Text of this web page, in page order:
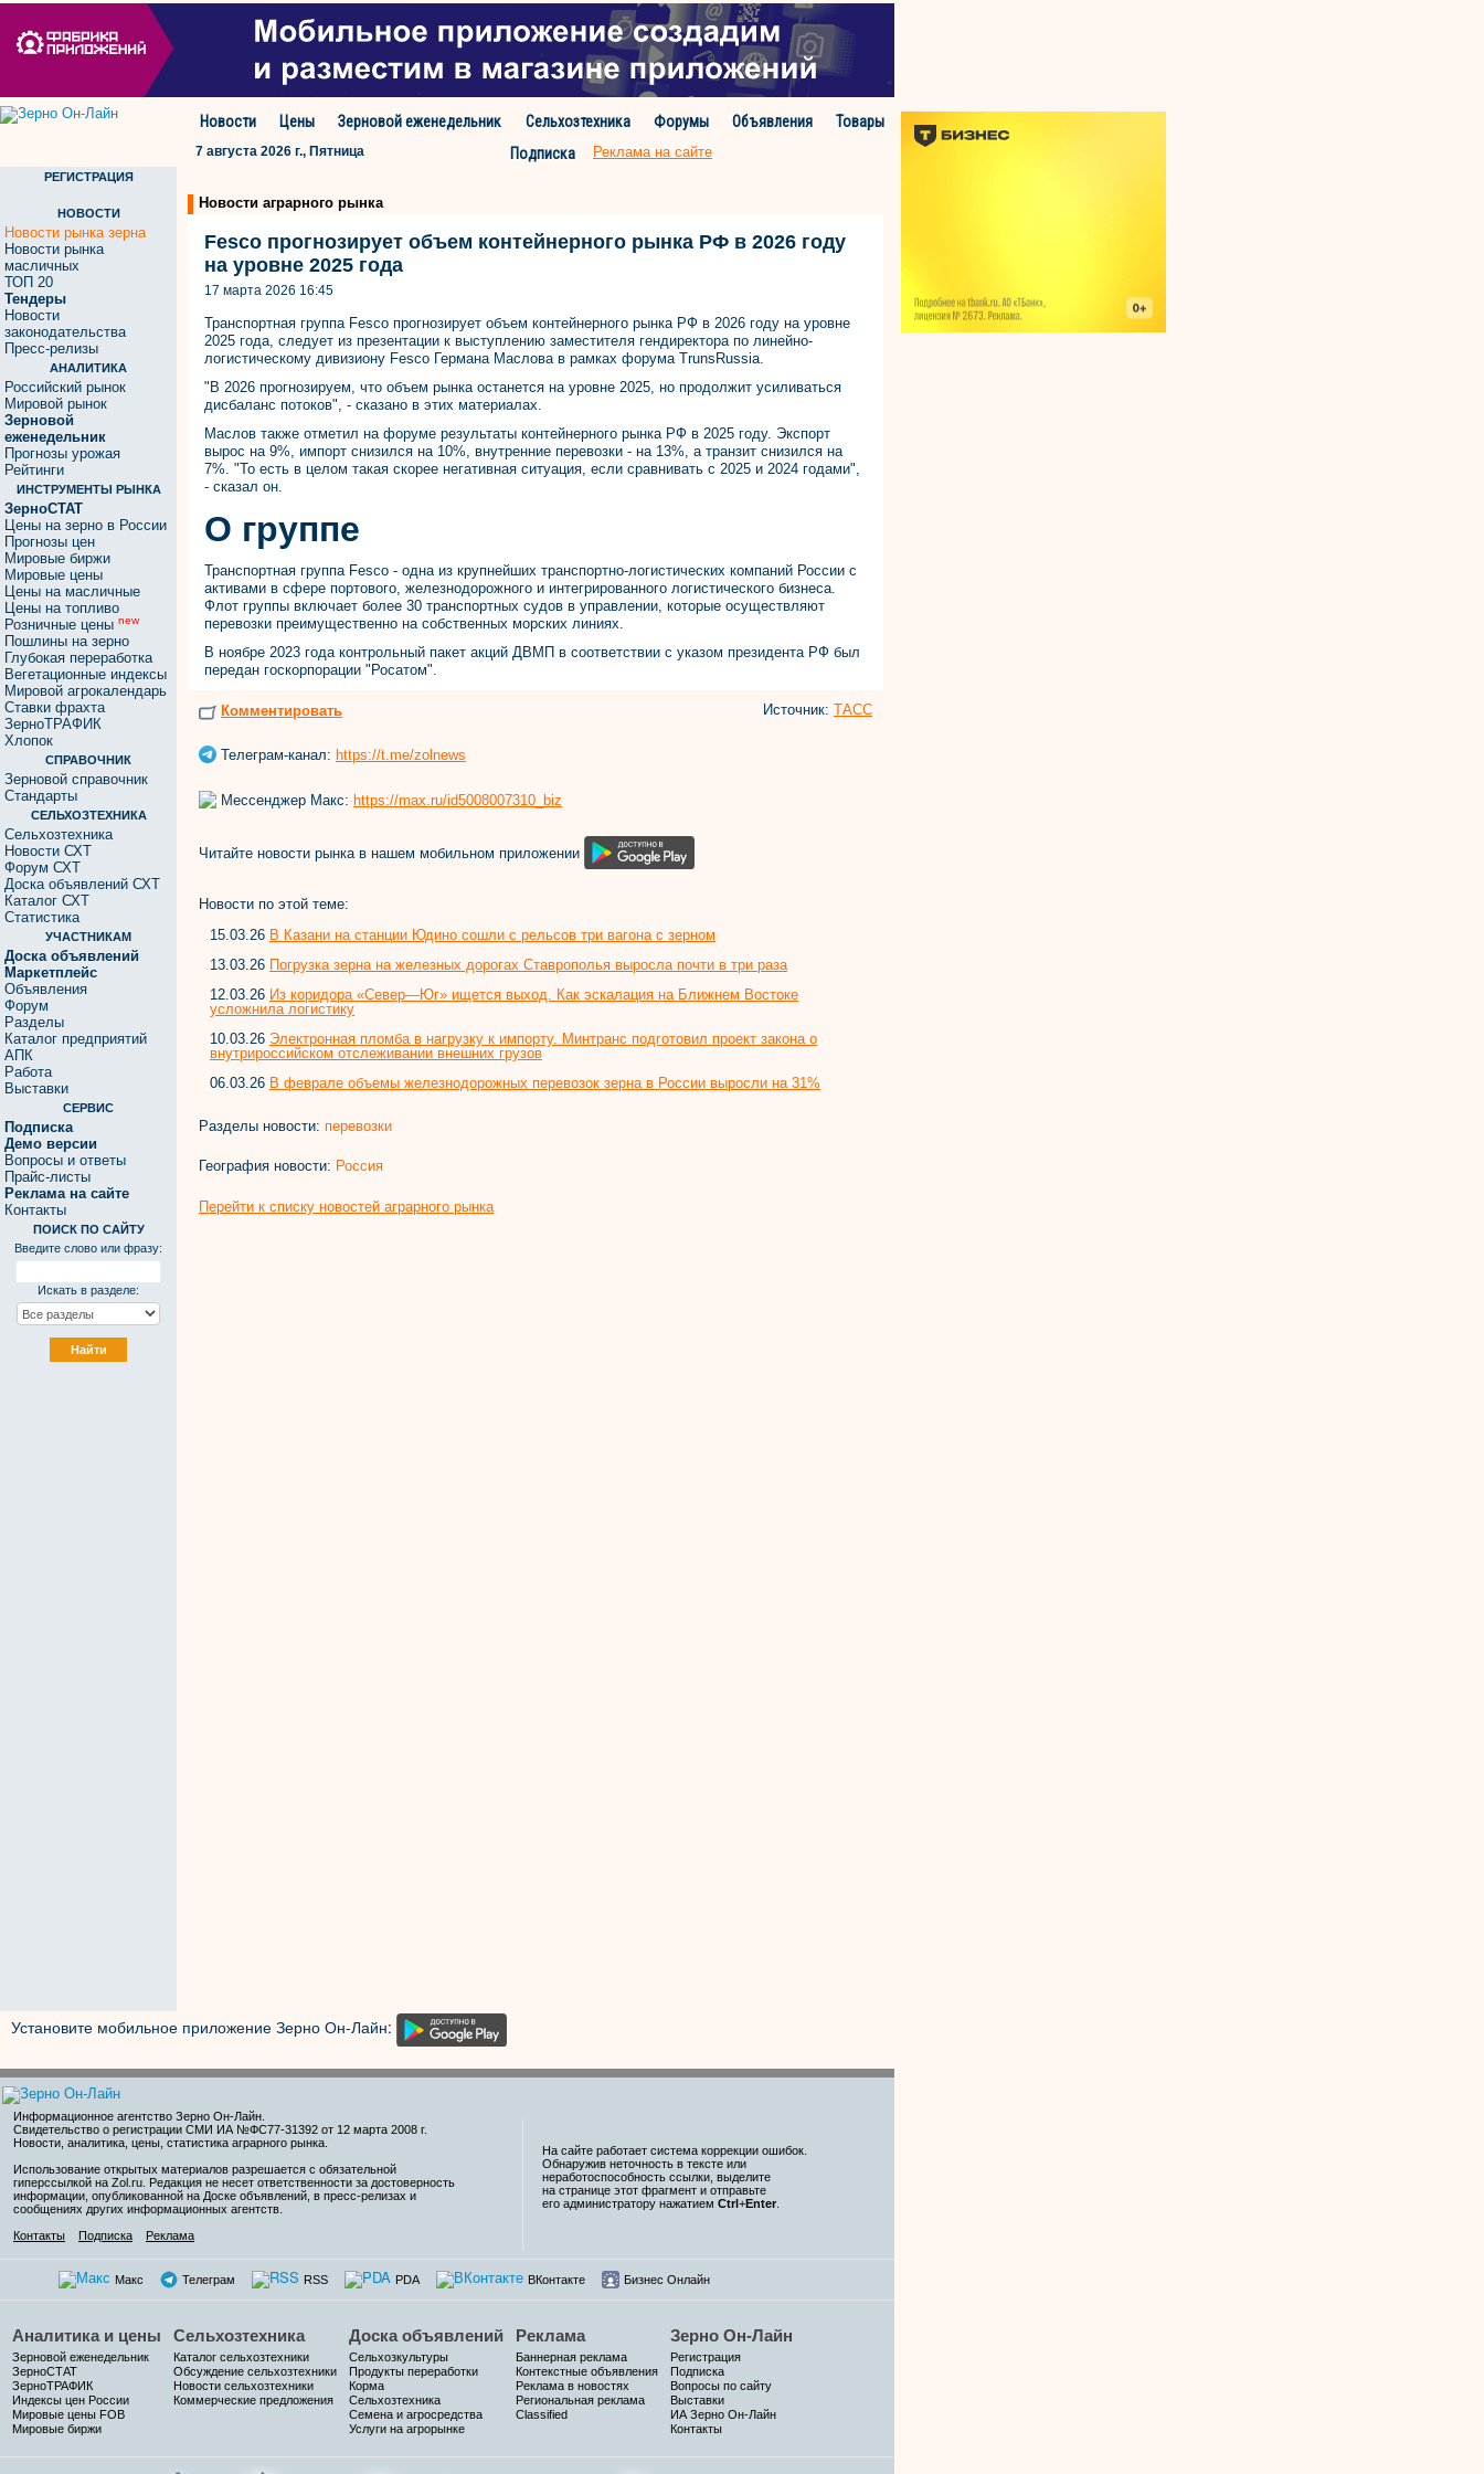
Новости Цены Зерновой еженедельник Сельхозтехника Форумы Объявления
Товары
Подписка
7 августа 2026 г., Пятница Реклама на сайте
РЕГИСТРАЦИЯ
НОВОСТИ
Новости рынка зерна
Новости рынка
масличных
ТОП 20
Тендеры
Новости
законодательства
Пресс-релизы
АНАЛИТИКА
Российский рынок
Мировой рынок
Зерновой
еженедельник
Прогнозы урожая
Рейтинги
ИНСТРУМЕНТЫ РЫНКА
ЗерноСТАТ
Цены на зерно в России
Прогнозы цен
Мировые биржи
Мировые цены
Цены на масличные
Цены на топливо
Розничные цены new
Пошлины на зерно
Глубокая переработка
Вегетационные индексы
Мировой агрокалендарь
Ставки фрахта
ЗерноТРАФИК
Хлопок
СПРАВОЧНИК
Зерновой справочник
Стандарты
СЕЛЬХОЗТЕХНИКА
Сельхозтехника
Новости СХТ
Форум СХТ
Доска объявлений СХТ
Каталог СХТ
Статистика
УЧАСТНИКАМ
Доска объявлений
Маркетплейс
Объявления
Форум
Разделы
Каталог предприятий
АПК
Работа
Выставки
СЕРВИС
Подписка
Демо версии
Вопросы и ответы
Прайс-листы
Реклама на сайте
Контакты
ПОИСК ПО САЙТУ
Введите слово или фразу:
Искать в разделе:
Новости аграрного рынка
Fesco прогнозирует объем контейнерного рынка РФ в 2026 году
на уровне 2025 года
17 марта 2026 16:45
Транспортная группа Fesco прогнозирует объем контейнерного рынка РФ в 2026 году на уровне
2025 года, следует из презентации к выступлению заместителя гендиректора по линейно-
логистическому дивизиону Fesco Германа Маслова в рамках форума TrunsRussia.
"В 2026 прогнозируем, что объем рынка останется на уровне 2025, но продолжит усиливаться
дисбаланс потоков", - сказано в этих материалах.
Маслов также отметил на форуме результаты контейнерного рынка РФ в 2025 году. Экспорт
вырос на 9%, импорт снизился на 10%, внутренние перевозки - на 13%, а транзит снизился на
7%. "То есть в целом такая скорее негативная ситуация, если сравнивать с 2025 и 2024 годами",
- сказал он.
О группе
Транспортная группа Fesco - одна из крупнейших транспортно-логистических компаний России с
активами в сфере портового, железнодорожного и интегрированного логистического бизнеса.
Флот группы включает более 30 транспортных судов в управлении, которые осуществляют
перевозки преимущественно на собственных морских линиях.
В ноябре 2023 года контрольный пакет акций ДВМП в соответствии с указом президента РФ был
передан госкорпорации "Росатом".
Комментировать Источник: ТАСС
Телеграм-канал: https://t.me/zolnews
Мессенджер Макс: https://max.ru/id5008007310_biz
Читайте новости рынка в нашем мобильном приложении
Новости по этой теме:
15.03.26 В Казани на станции Юдино сошли с рельсов три вагона с зерном
13.03.26 Погрузка зерна на железных дорогах Ставрополья выросла почти в три раза
12.03.26 Из коридора «Север—Юг» ищется выход. Как эскалация на Ближнем Востоке
усложнила логистику
10.03.26 Электронная пломба в нагрузку к импорту. Минтранс подготовил проект закона о
внутрироссийском отслеживании внешних грузов
06.03.26 В феврале объемы железнодорожных перевозок зерна в России выросли на 31%
Разделы новости: перевозки
География новости: Россия
Перейти к списку новостей аграрного рынка
Установите мобильное приложение Зерно Он-Лайн:
Информационное агентство Зерно Он-Лайн
Свидетельство о регистрации СМИ ИА №ФС77-31392 от 12 марта 2008 г.
Новости, аналитика, цены, статистика аграрного рынка.
Использование открытых материалов разрешается с обязательной
гиперссылкой на Zol.ru. Редакция не несет ответственности за достоверность
информации, опубликованной на Доске объявлений, в пресс-релизах и
сообщениях других информационных агентств.
Контакты
Подписка Реклама
На сайте работает система коррекции ошибок.
Обнаружив неточность в тексте или
неработоспособность ссылки, выделите
на странице этот фрагмент и отправьте
его администратору нажатием Ctrl+Enter
Макс Телеграм RSS PDA ВКонтакте Бизнес Онлайн
Аналитика и цены
Зерновой еженедельник
ЗерноСТАТ
ЗерноТРАФИК
Индексы цен России
Мировые цены FOB
Мировые биржи
Сельхозтехника
Каталог сельхозтехники
Обсуждение сельхозтехники
Новости сельхозтехники
Коммерческие предложения
Доска объявлений
Сельхозкультуры
Продукты переработки
Корма
Сельхозтехника
Семена и агросредства
Услуги на агрорынке
Реклама
Баннерная реклама
Контекстные объявления
Реклама в новостях
Региональная реклама
Classified
Зерно Он-Лайн
Регистрация
Подписка
Вопросы по сайту
Выставки
ИА Зерно Он-Лайн
Контакты